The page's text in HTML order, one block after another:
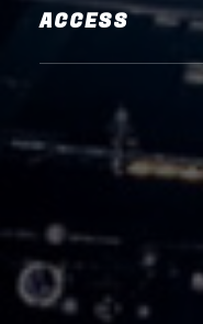
ACCESS